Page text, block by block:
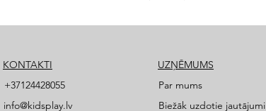
KONTAKTI
+37124428055
info@kidsplay.lv
UZŅĒMUMS
Par mums
Biežāk uzdotie jautājumi